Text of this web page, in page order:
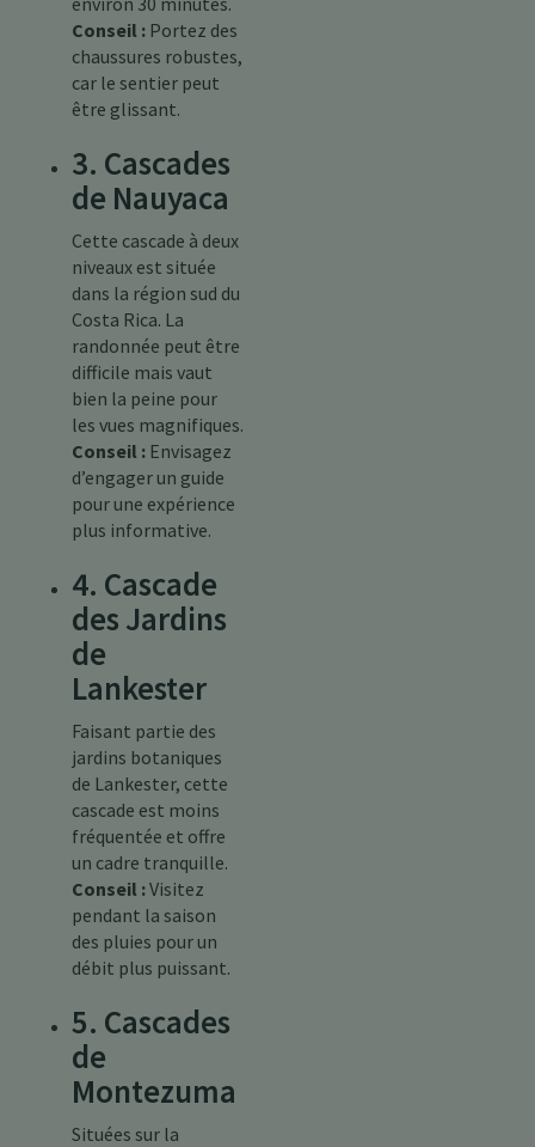
Conseil : Portez des
chaussures robustes,
car le sentier peut
être glissant.
3. Cascades
de Nauyaca
Cette cascade à deux
niveaux est située
dans la région sud du
Costa Rica. La
randonnée peut être
difficile mais vaut
bien la peine pour
les vues magnifiques.
Conseil : Envisagez
d’engager un guide
pour une expérience
plus informative.
4. Cascade
des Jardins
de
Lankester
Faisant partie des
jardins botaniques
de Lankester, cette
cascade est moins
fréquentée et offre
un cadre tranquille.
Conseil :Visitez
pendant la saison
des pluies pour un
débit plus puissant.
5. Cascades
de
Montezuma
Situées sur la